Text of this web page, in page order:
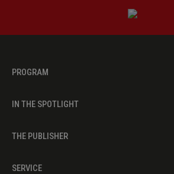
PROGRAM
IN THE SPOTLIGHT
THE PUBLISHER
SERVICE